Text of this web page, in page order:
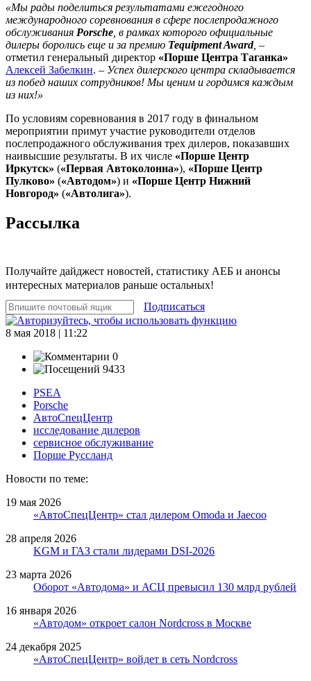
«Мы рады поделиться результатами ежегодного
международного соревнования в сфере послепродажного
обслуживания Porsche , в рамках которого официальные
дилеры боролись еще и за премию Tequipment Award, –
отметил генеральный директор «Порше Центра Таганка»
Алексей Забелкин. – Успех дилерского центра складывается
из побед наших сотрудников! Мы ценим и гордимся каждым
из них!»
По условиям соревнования в 2017 году в финальном
мероприятии примут участие руководители отделов
послепродажного обслуживания трех дилеров, показавших
наивысшие результаты. В их числе «Порше Центр
Иркутск» («Первая Автоколонна»), «Порше Центр
Пулково» («Автодом») и «Порше Центр Нижний
Новгород» («Автолига»).
Рассылка
Получайте дайджест новостей, статистику АЕБ и анонсы
интересных материалов раньше остальных!
Подписаться
8 мая 2018 | 11:22
0
9433
PSEA
Porsche
АвтоСпецЦентр
исследование дилеров
сервисное обслуживание
Порше Руссланд
Новости по теме:
19 мая 2026
«АвтоСпецЦентр» стал дилером Omoda и Jaecoo
28 апреля 2026
KGM и ГАЗ стали лидерами DSI-2026
23 марта 2026
Оборот «Автодома» и АСЦ превысил 130 млрд рублей
16 января 2026
«Автодом» откроет салон Nordcross в Москве
24 декабря 2025
«АвтоСпецЦентр» войдет в сеть Nordcross